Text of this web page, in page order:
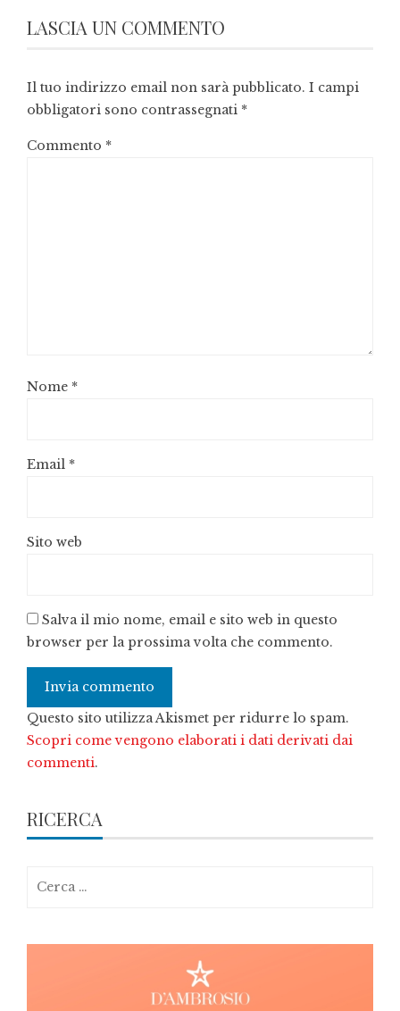
LASCIA UN COMMENTO
Il tuo indirizzo email non sarà pubblicato. I campi
obbligatori sono contrassegnati *
Commento *
Nome *
Email *
Sito web
Salva il mio nome, email e sito web in questo
browser per la prossima volta che commento.
Questo sito utilizza Akismet per ridurre lo spam.
Scopri come vengono elaborati i dati derivati dai
commenti.
RICERCA